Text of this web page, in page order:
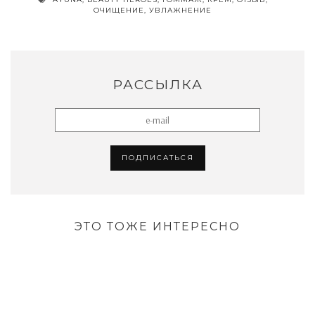
ОЧИЩЕНИЕ, УВЛАЖНЕНИЕ
РАССЫЛКА
ЭТО ТОЖЕ ИНТЕРЕСНО